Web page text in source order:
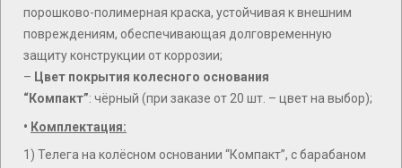
порошково-полимерная краска, устойчивая к внешним
повреждениям, обеспечивающая долговременную
защиту конструкции от коррозии;
– Цвет покрытия колесного основания
“Компакт”: чёрный (при заказе от 20 шт. – цвет на выбор);
• Комплектация:
1) Телега на колёсном основании “Компакт”, с барабаном